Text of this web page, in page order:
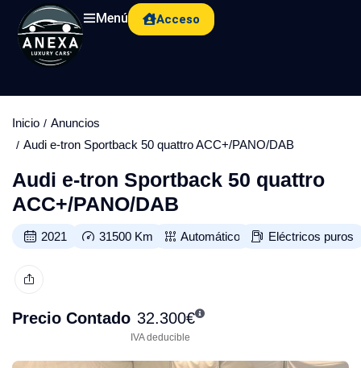
Menú Acceso
Inicio
Anuncios
Audi e-tron Sportback 50 quattro ACC+/PANO/DAB
Audi e-tron Sportback 50 quattro
ACC+/PANO/DAB
2021 31500 Km Automático Eléctricos puros
Precio Contado 32.300€
IVA deducible